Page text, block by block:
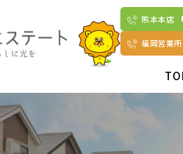
熊本本店
福岡営業所